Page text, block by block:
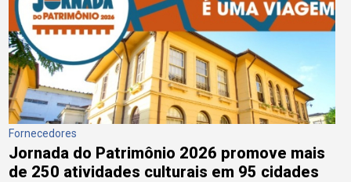
Fornecedores
Jornada do Patrimônio 2026 promove mais
de 250 atividades culturais em 95 cidades